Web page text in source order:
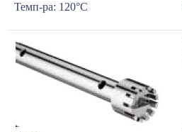
Темп-ра: 120°С